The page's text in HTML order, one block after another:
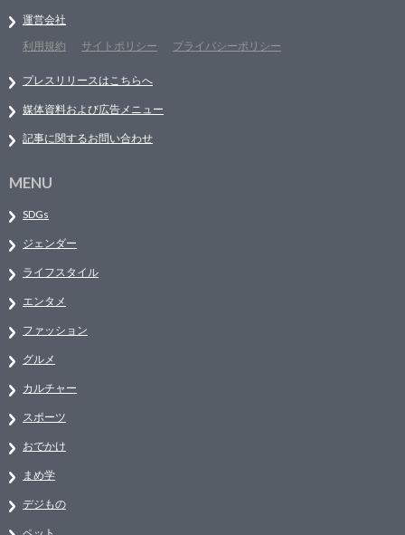
運営会社
利用規約
サイトポリシー プライバシーポリシー
プレスリリースはこちらへ
媒体資料および広告メニュー
記事に関するお問い合わせ
MENU
SDGs
ジェンダー
ライフスタイル
エンタメ
ファッション
グルメ
カルチャー
スポーツ
おでかけ
まめ学
デジもの